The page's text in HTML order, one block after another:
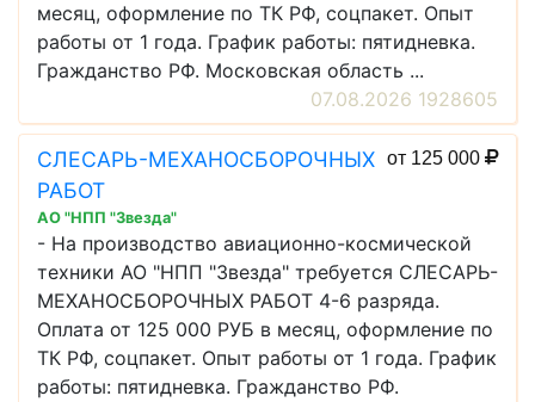
месяц, оформление по ТК РФ, соцпакет. Опыт
работы от 1 года. График работы: пятидневка.
Гражданство РФ. Московская область ...
07.08.2026 1928605
СЛЕСАРЬ-МЕХАНОСБОРОЧНЫХ
РАБОТ
от 125 000
АО "НПП "Звезда"
- На производство авиационно-космической
техники АО "НПП "Звезда" требуется СЛЕСАРЬ-
МЕХАНОСБОРОЧНЫХ РАБОТ 4-6 разряда.
Оплата от 125 000 РУБ в месяц, оформление по
ТК РФ, соцпакет. Опыт работы от 1 года. График
работы: пятидневка. Гражданство РФ.